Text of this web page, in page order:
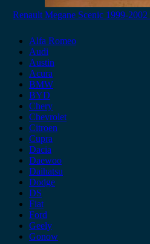
Renault Megane Scenic 1999-
Alfa Romeo
Audi
Austin
Acura
BMW
BYD
Chery
Chevrolet
Citroen
Cupra
Dacia
Daewoo
Daihatsu
Dodge
DS
Fiat
Ford
Geely
Gonow